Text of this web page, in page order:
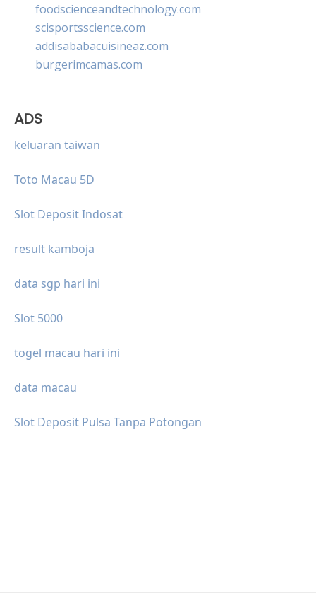
foodscienceandtechnology.com
scisportsscience.com
addisababacuisineaz.com
burgerimcamas.com
ADS
keluaran taiwan
Toto Macau 5D
Slot Deposit Indosat
result kamboja
data sgp hari ini
Slot 5000
togel macau hari ini
data macau
Slot Deposit Pulsa Tanpa Potongan